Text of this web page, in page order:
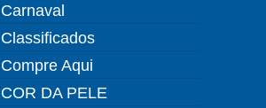
Carnaval
Classificados
Compre Aqui
COR DA PELE